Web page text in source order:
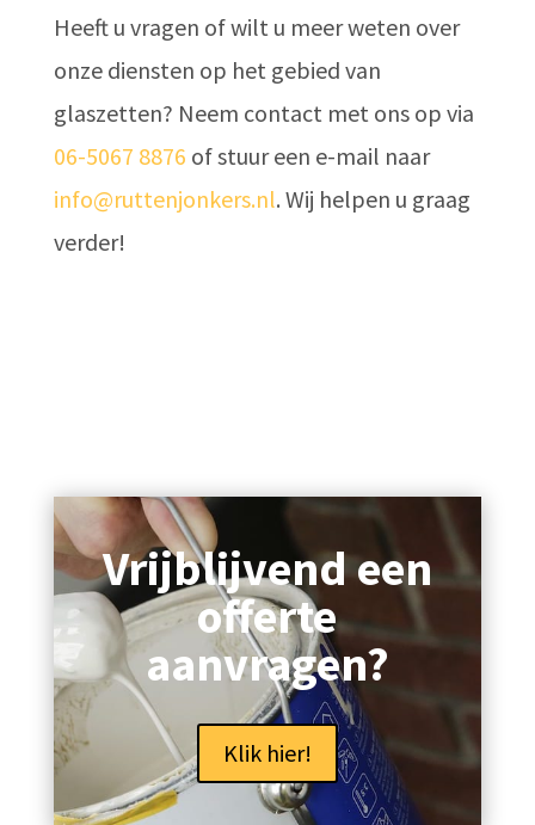
Heeft u vragen of wilt u meer weten over
onze diensten op het gebied van
glaszetten? Neem contact met ons op via
06-5067 8876 of stuur een e-mail naar
info@ruttenjonkers.nl. Wij helpen u graag
verder!
Vrijblijvend een
offerte
aanvragen?
Klik hier!